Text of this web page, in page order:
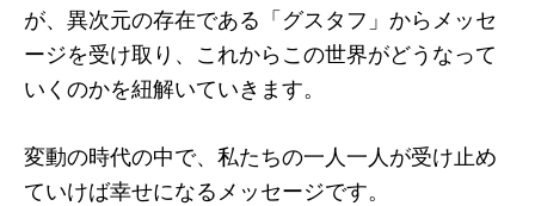
が、異次元の存在である「グスタフ」からメッセ
ージを受け取り、これからこの世界がどうなって
いくのかを紐解いていきます。
変動の時代の中で、私たちの一人一人が受け止め
ていけば幸せになるメッセージです。